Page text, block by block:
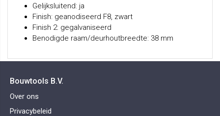
Gelijksluitend: ja
Finish: geanodiseerd F8, zwart
Finish 2: gegalvaniseerd
Benodigde raam/deurhoutbreedte: 38 mm
Bouwtools B.V.
Over ons
Privacybeleid